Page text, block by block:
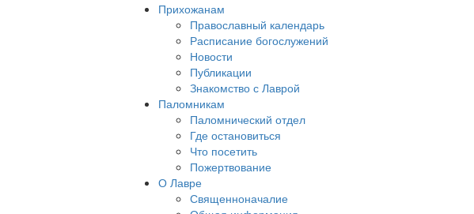
Прихожанам
Православный календарь
Расписание богослужений
Новости
Публикации
Знакомство с Лаврой
Паломникам
Паломнический отдел
Где остановиться
Что посетить
Пожертвование
О Лавре
Священноначалие